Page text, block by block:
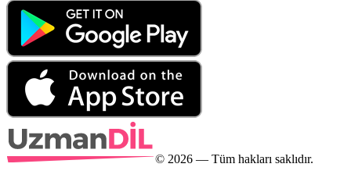
© 2026 — Tüm hakları saklıdır.